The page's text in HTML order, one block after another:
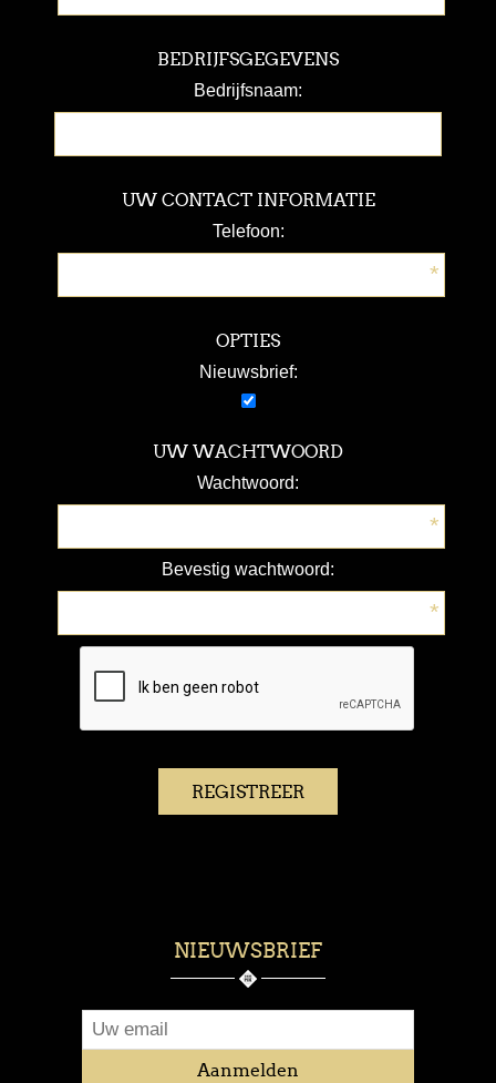
BEDRIJFSGEGEVENS
Bedrijfsnaam:
UW CONTACT INFORMATIE
Telefoon:
*
OPTIES
Nieuwsbrief:
UW WACHTWOORD
Wachtwoord:
*
Bevestig wachtwoord:
*
NIEUWSBRIEF